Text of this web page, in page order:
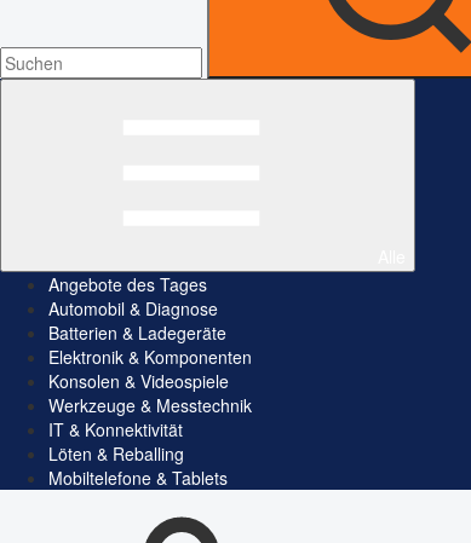
Angebote des Tages
Automobil & Diagnose
Batterien & Ladegeräte
Elektronik & Komponenten
Konsolen & Videospiele
Werkzeuge & Messtechnik
IT & Konnektivität
Löten & Reballing
Mobiltelefone & Tablets